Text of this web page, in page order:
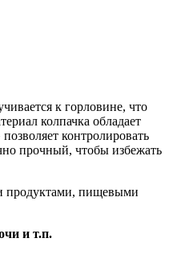
к горловине, что
колпачка обладает
контролировать
прочный, чтобы избежать
продуктами, пищевыми
и т.п.